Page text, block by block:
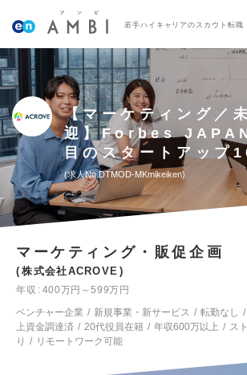
若手ハイキャリアのスカウト転職
【マーケティング／
迎】Forbes
目のスタートアップ
求人No.DTMOD-MKmikeiken
マーケティング・販促企画
株式会社ACROVE
年収
400万円～599万円
ベンチャー企業
新規事業・新サービス 転勤なし
上資金調達済
20代役員在籍 年収600万以上
ス
り
リモートワーク可能